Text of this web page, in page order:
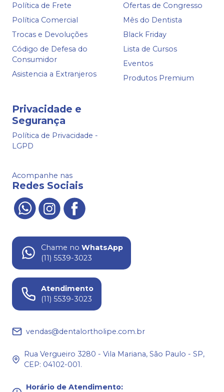
Política de Frete
Política Comercial
Trocas e Devoluções
Código de Defesa do
Consumidor
Asistencia a Extranjeros
Ofertas de Congresso
Mês do Dentista
Black Friday
Lista de Cursos
Eventos
Produtos Premium
Privacidade e
Segurança
Política de Privacidade -
LGPD
Acompanhe nas
Redes Sociais
Chame no WhatsApp
(11) 5539-3023
Atendimento
(11) 5539-3023
vendas@dentalortholipe.com.br
Rua Vergueiro 3280 - Vila Mariana, São Paulo - SP,
CEP: 04102-001.
Horário de Atendimento: